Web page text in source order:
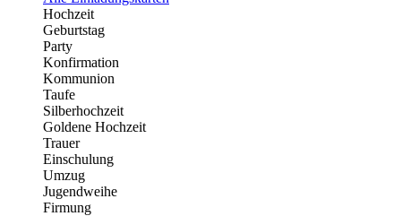
Hochzeit
Geburtstag
Party
Konfirmation
Kommunion
Taufe
Silberhochzeit
Goldene Hochzeit
Trauer
Einschulung
Umzug
Jugendweihe
Firmung